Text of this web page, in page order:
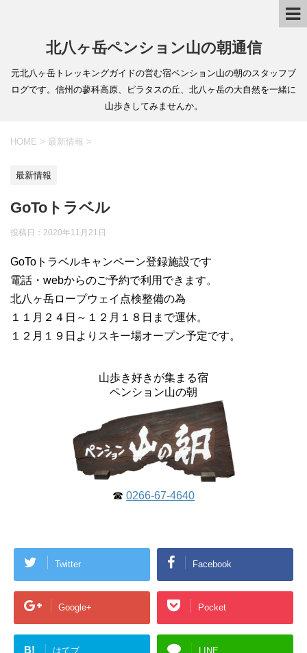
北八ヶ岳ペンション山の朝通信
元北八ヶ岳トレッキングガイドの営む宿ペンション山の朝のスタッフブ
ログです。信州の蓼科高原、ピラタスの丘、北八ヶ岳の大自然を一緒に
山歩きしてみませんか。
HOME > 最新情報 >
最新情報
GoToトラベル
投稿日： 2020年11月21日
GoToトラベルキャンペーン登録施設です
電話・webからのご予約で利用できます。
北八ヶ岳ロープウェイ点検整備の為
１１月２４日～１２月１８日まで運休。
１２月１９日よりスキー場オープン予定です。
山歩き好きが集まる宿
ペンション山の朝
☎ 0266-67-4640
Twitter Facebook
Google+ Pocket
B! はてブ LINE